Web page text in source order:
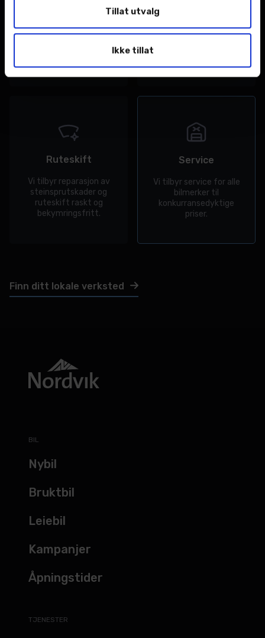
Tillat utvalg
Ikke tillat
Som bileier er du
ansvarlig for at bilen din
Med dyktige mekanikere
kan vi hjelpe deg med
feilretting og reparasjon.
Ruteskift
Vi tilbyr reparasjon av
steinsprutskader og
ruteskift raskt og
bekymringsfritt.
Service
Vi tilbyr service for alle
bilmerker til
konkurransedyktige
priser.
Finn ditt lokale verksted
BIL
Nybil
Bruktbil
Leiebil
Kampanjer
Åpningstider
TJENESTER